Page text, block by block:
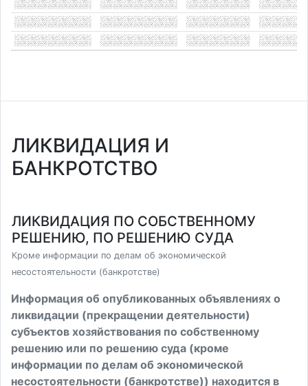
ЛИКВИДАЦИЯ И
БАНКРОТСТВО
ЛИКВИДАЦИЯ ПО СОБСТВЕННОМУ
РЕШЕНИЮ, ПО РЕШЕНИЮ СУДА
Кроме информации по делам об экономической
несостоятельности (банкротстве)
Информация об опубликованных объявлениях о
ликвидации (прекращении деятельности)
субъектов хозяйствования по собственному
решению или по решению суда (кроме
информации по делам об экономической
несостоятельности (банкротстве)) находится в